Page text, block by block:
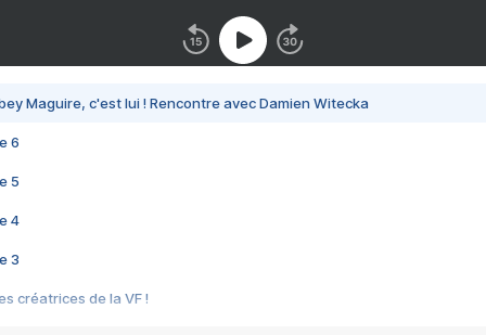
Maguire, c'est lui ! Rencontre avec Damien Witecka
6
5
4
3
créatrices de la VF !